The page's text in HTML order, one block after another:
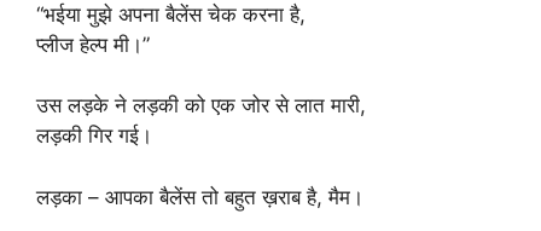
“भईया मुझे अपना बैलेंस चेक करना है,
प्लीज हेल्प मी।”
उस लड़के ने लड़की को एक जोर से लात मारी,
लड़की गिर गई।
लड़का – आपका बैलेंस तो बहुत ख़राब है, मैम।